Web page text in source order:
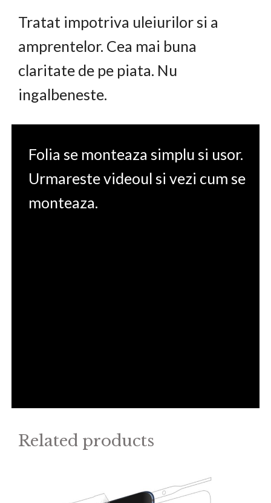
Tratat impotriva uleiurilor si a
amprentelor. Cea mai buna
claritate de pe piata. Nu
ingalbeneste.
Folia se monteaza simplu si usor.
Urmareste videoul si vezi cum se
monteaza.
Related products